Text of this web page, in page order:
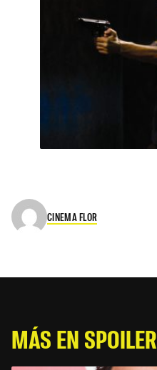
CINEMA FLOR
MÁS EN SPOILER